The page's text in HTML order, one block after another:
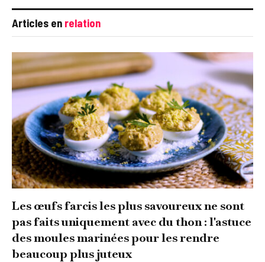
Articles en relation
Les œufs farcis les plus savoureux ne sont
pas faits uniquement avec du thon : l'astuce
des moules marinées pour les rendre
beaucoup plus juteux